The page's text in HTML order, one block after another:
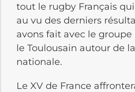
tout le rugby Français
au vu des derniers
avons fait avec le groupe
le Toulousain autour de
nationale.
Le XV de France